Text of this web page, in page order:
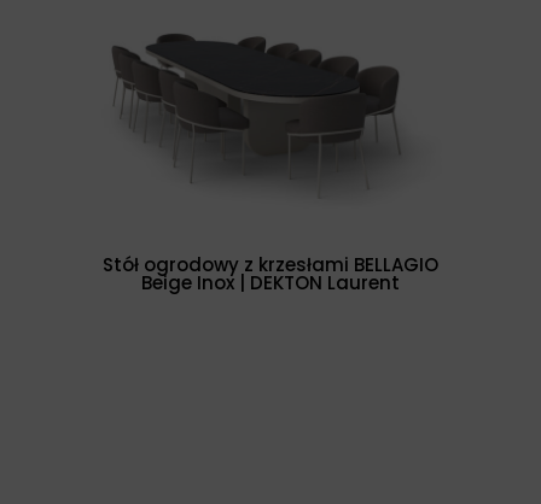
Stół ogrodowy z krzesłami BELLAGIO
Beige Inox | DEKTON Laurent